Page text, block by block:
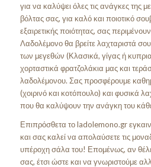
για να καλύψει όλες τις ανάγκες της
βόλτας σας, για καλό και ποιοτικό
εξαιρετικής ποιότητας, σας
Λαδολέμονο θα βρείτε λαχταριστά
των μεγεθών (Κλασικά, γίγας ή
χορταστικά φρατζολάκια μας και
λαδολέμονου. Σας προσφέρουμε
(χοιρινό και κοτόπουλο) και φυσικά
που θα καλύψουν την ανάγκη του
Επιπρόσθετα το ladolemono.gr
και σας καλεί να απολαύσετε τις
υπέροχη σάλα του! Επομένως, αν
σας, έτσι ώστε και να γνωριστούμε